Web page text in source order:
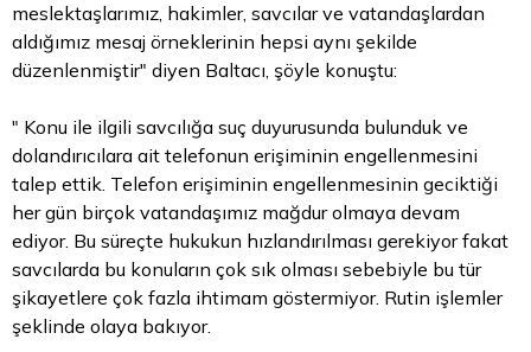
meslektaşlarımız, hakimler, savcılar ve vatandaşlardan
aldığımız mesaj örneklerinin hepsi aynı şekilde
düzenlenmiştir" diyen Baltacı, şöyle konuştu:
" Konu ile ilgili savcılığa suç duyurusunda bulunduk ve
dolandırıcılara ait telefonun erişiminin engellenmesini
talep ettik. Telefon erişiminin engellenmesinin geciktiği
her gün birçok vatandaşımız mağdur olmaya devam
ediyor. Bu süreçte hukukun hızlandırılması gerekiyor fakat
savcılarda bu konuların çok sık olması sebebiyle bu tür
şikayetlere çok fazla ihtimam göstermiyor. Rutin işlemler
şeklinde olaya bakıyor.